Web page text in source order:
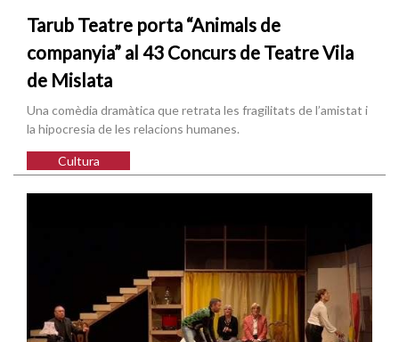
Tarub Teatre porta “Animals de
companyia” al 43 Concurs de Teatre Vila
de Mislata
Una comèdia dramàtica que retrata les fragilitats de l’amistat i
la hipocresia de les relacions humanes.
Cultura